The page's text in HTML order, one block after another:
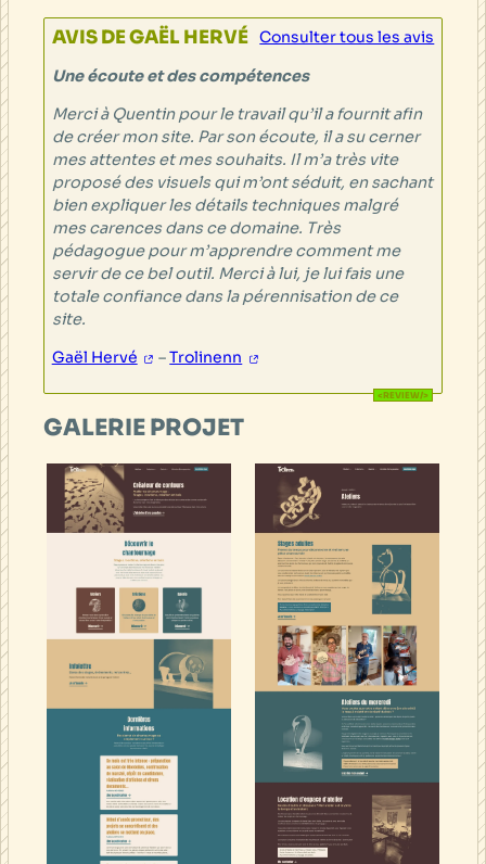
AVIS DE GAËL HERVÉ Consulter tous les avis
Une écoute et des compétences
Merci à Quentin pour le travail qu’il a fournit afin
de créer mon site. Par son écoute, il a su cerner
mes attentes et mes souhaits. Il m’a très vite
proposé des visuels qui m’ont séduit, en sachant
bien expliquer les détails techniques malgré
mes carences dans ce domaine. Très
pédagogue pour m’apprendre comment me
servir de ce bel outil. Merci à lui, je lui fais une
totale confiance dans la pérennisation de ce
site.
Gaël Hervé
–Trolinenn
GALERIE PROJET